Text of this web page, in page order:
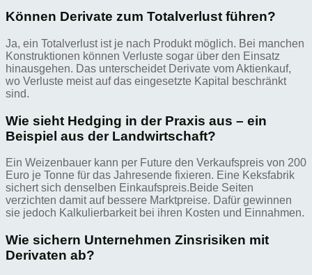
Können Derivate zum Totalverlust führen?
Ja, ein Totalverlust ist je nach Produkt möglich. Bei manchen
Konstruktionen können Verluste sogar über den Einsatz
hinausgehen. Das unterscheidet Derivate vom Aktienkauf,
wo Verluste meist auf das eingesetzte Kapital beschränkt
sind.
Wie sieht Hedging in der Praxis aus – ein
Beispiel aus der Landwirtschaft?
Ein Weizenbauer kann per Future den Verkaufspreis von 200
Euro je Tonne für das Jahresende fixieren. Eine Keksfabrik
sichert sich denselben Einkaufspreis.Beide Seiten
verzichten damit auf bessere Marktpreise. Dafür gewinnen
sie jedoch Kalkulierbarkeit bei ihren Kosten und Einnahmen.
Wie sichern Unternehmen Zinsrisiken mit
Derivaten ab?